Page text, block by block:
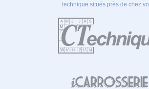
technique situés près de chez